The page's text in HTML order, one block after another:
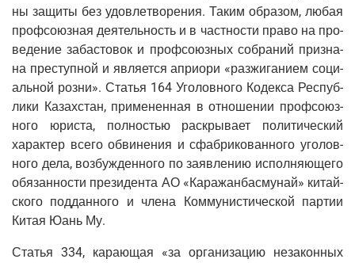
ны защи­ты без удо­вле­тво­ре­ния. Таким обра­зом, любая
проф­со­юз­ная дея­тель­ность и в част­но­сти пра­во на про­
ве­де­ние заба­сто­вок и проф­со­юз­ных собра­ний при­зна­
на пре­ступ­ной и явля­ет­ся апри­о­ри «раз­жи­га­ни­ем соци­
аль­ной роз­ни». Ста­тья 164 Уго­лов­но­го Кодек­са Рес­пуб­
ли­ки Казах­стан, при­ме­нен­ная в отно­ше­нии проф­со­юз­
но­го юри­ста, пол­но­стью рас­кры­ва­ет поли­ти­че­ский
харак­тер все­го обви­не­ния и сфаб­ри­ко­ван­но­го уго­лов­
но­го дела, воз­буж­ден­но­го по заяв­ле­нию испол­ня­ю­ще­го
обя­зан­но­сти пре­зи­ден­та АО «Кара­жан­бас­му­най» китай­
ско­го под­дан­но­го и чле­на Ком­му­ни­сти­че­ской пар­тии
Китая Юань Му.
Ста­тья 334, кара­ю­щая «за орга­ни­за­цию неза­кон­ных